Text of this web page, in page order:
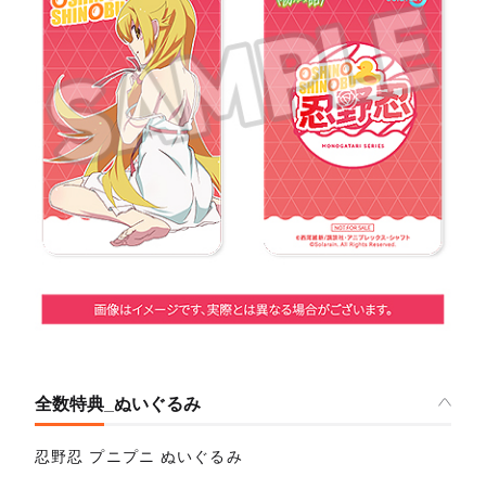
全数特典_ぬいぐるみ
忍野忍 プニプニ ぬいぐるみ